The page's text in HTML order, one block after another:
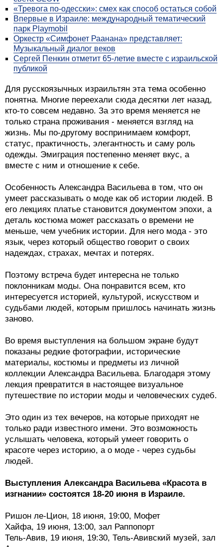
«Тревога по-одесски»: смех как способ остаться собой
Впервые в Израиле: международный тематический
парк Playmobil
Оркестр «Симфонет Раанана» представляет:
Музыкальный диалог веков
Сергей Пенкин отметит 65-летие вместе с израильской
публикой
Для русскоязычных израильтян эта тема особенно
понятна. Многие переехали сюда десятки лет назад,
кто-то совсем недавно. За это время меняется не
только страна проживания - меняется взгляд на
жизнь. Мы по-другому воспринимаем комфорт,
статус, практичность, элегантность и саму роль
одежды. Эмиграция постепенно меняет вкус, а
вместе с ним и отношение к себе.
Особенность Александра Васильева в том, что он
умеет рассказывать о моде как об истории людей. В
его лекциях платье становится документом эпохи, а
деталь костюма может рассказать о времени не
меньше, чем учебник истории. Для него мода - это
язык, через который общество говорит о своих
надеждах, страхах, мечтах и потерях.
Поэтому встреча будет интересна не только
поклонникам моды. Она понравится всем, кто
интересуется историей, культурой, искусством и
судьбами людей, которым пришлось начинать жизнь
заново.
Во время выступления на большом экране будут
показаны редкие фотографии, исторические
материалы, костюмы и предметы из личной
коллекции Александра Васильева. Благодаря этому
лекция превратится в настоящее визуальное
путешествие по истории моды и человеческих судеб.
Это один из тех вечеров, на которые приходят не
только ради известного имени. Это возможность
услышать человека, который умеет говорить о
красоте через историю, а о моде - через судьбы
людей.
Выступления Александра Васильева «Красота в
изгнании» состоятся 18-20 июня в Израиле.
Ришон ле-Цион, 18 июня, 19:00, Мофет
Хайфа, 19 июня, 13:00, зал Раппопорт
Тель-Авив, 19 июня, 19:30, Тель-Авивский музей, зал